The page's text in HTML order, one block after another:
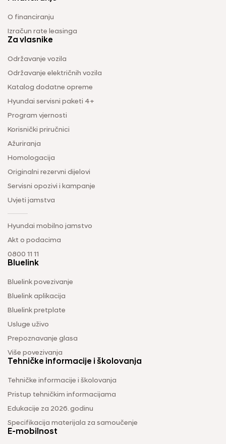
O financiranju
Izračun rate leasinga
Za vlasnike
Održavanje vozila
Održavanje električnih vozila
Katalog dodatne opreme
Hyundai servisni paketi 4+
Program vjernosti
Korisnički priručnici
Ažuriranja
Homologacija
Originalni rezervni dijelovi
Servisni opozivi i kampanje
Uvjeti jamstva
Hyundai mobilno jamstvo
Akt o podacima
0800 11 11
Bluelink
Bluelink povezivanje
Bluelink aplikacija
Bluelink pretplate
Usluge uživo
Prepoznavanje glasa
Više povezivanja
Tehničke informacije i školovanja
Tehničke informacije i školovanja
Pristup tehničkim informacijama
Edukacije za 2026. godinu
Specifikacija materijala za samoučenje
E-mobilnost